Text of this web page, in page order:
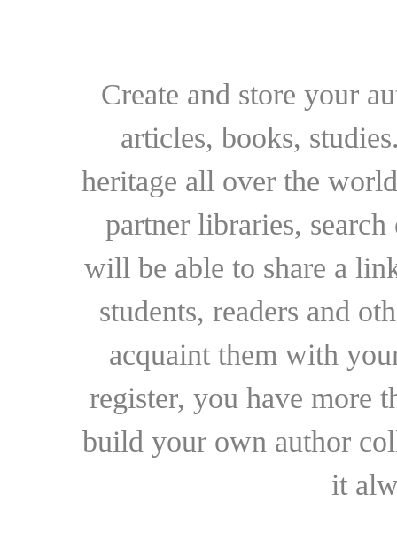
Create and store your
articles, books,
heritage all over the
partner libraries,
will be able to share a
students, readers and
acquaint them with
register, you have more
build your own author
it